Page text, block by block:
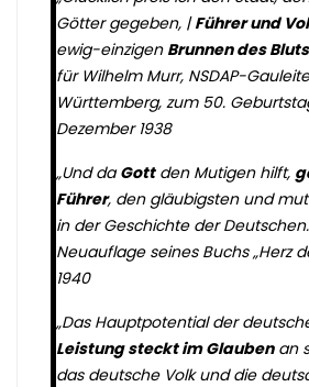
Götter gegeben, |Führer und
ewig-einzigen Brunnen des Bluts
für Wilhelm Murr, NSDAP-
Württemberg, zum 50.
Dezember 1938
„Und daGottden Mutigen hilft,
Führer, den gläubigsten und
in der Geschichte der
Neuauflage seines Buchs „Herz
1940
„Das Hauptpotential der
Leistung steckt im Glaubenan
das deutsche Volk und die